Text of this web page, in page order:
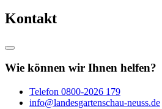
Kontakt
Wie können wir Ihnen helfen?
Telefon 0800-2026 179
info@landesgartenschau-neuss.de